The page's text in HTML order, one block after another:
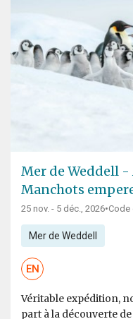
Mer de Weddell -
Manchots
25 nov. - 5 déc., 2026•Code
Mer de Weddell
EN
Véritable expédition,
part à la découverte